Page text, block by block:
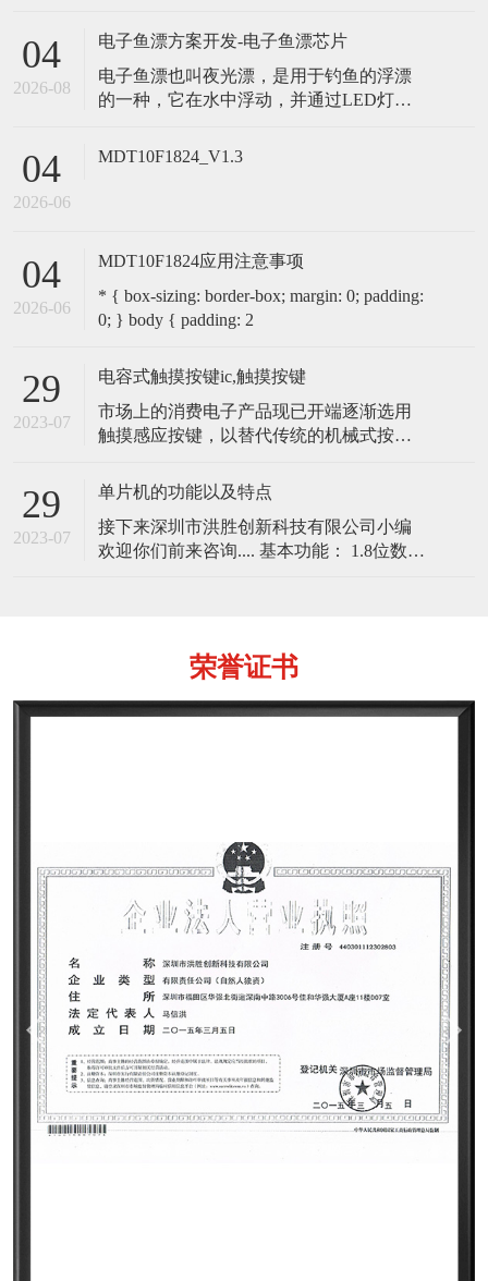
一次轻触开头触发IC,LED被点亮；并保持
常亮≤260MA; 第二次按下轻触开头输出半
亮≤150MA，第三次按下轻触开头输出快
闪。第四次触发回带第一段，不管在哪一
04
2026-08
电子鱼漂方案开发-电子鱼漂芯片
电子鱼漂也叫夜光漂，是用于钓鱼的浮漂
的一种，它在水中浮动，并通过LED灯提
踪浮漂的位置，并判断鱼是否咬钩。洪胜
04
2026-06
MDT10F1824_V1.3
04
2026-06
MDT10F1824应用注意事项
* { box-sizing: border-box; margin: 0; padding:
0; } body { padding: 2
29
2023-07
电容式触摸按键ic,触摸按键
市场上的消费电子产品现已开端逐渐选用
触摸感应按键，以替代传统的机械式按
个以电容器为根底的开关。以传导性物体
（例如手指）触摸电容器可改动电容，此
改动会被內置于微控制器内的电路所侦
测。 电容式触摸感应按键的基本原理 电容
29
2023-07
单片机的功能以及特点
接下来深圳市洪胜创新科技有限公司小编
欢迎你们前来咨询.... 基本功能： 1.8位数据
荣誉证书